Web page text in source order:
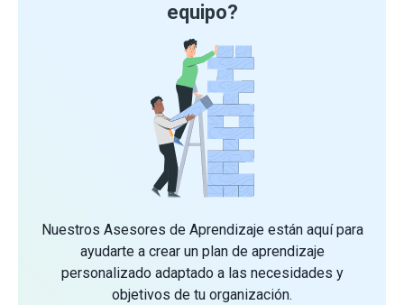
equipo?
Nuestros Asesores de Aprendizaje están aquí para
ayudarte a crear un plan de aprendizaje
personalizado adaptado a las necesidades y
objetivos de tu organización.